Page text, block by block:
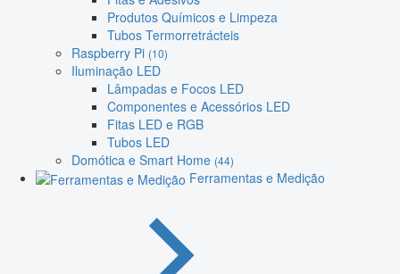
Produtos Químicos e Limpeza
Tubos Termorretrácteis
Raspberry Pi (10)
Iluminação LED
Lâmpadas e Focos LED
Componentes e Acessórios LED
Fitas LED e RGB
Tubos LED
Domótica e Smart Home (44)
Ferramentas e Medição